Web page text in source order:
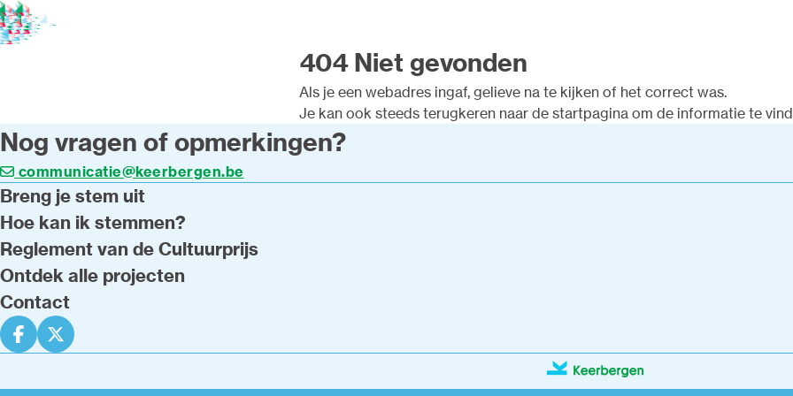
404 Niet gevonden
Als je een webadres ingaf, gelieve na te kijken of het correct was.
Je kan ook steeds terugkeren naar de startpaginaom de informatie te
Nog vragen of opmerkingen?
communicatie@keerbergen.be
Breng je stem uit
Hoe kan ik stemmen?
Reglement van de Cultuurprijs
Ontdek alle projecten
Contact
Deel op facebook
Deel op X